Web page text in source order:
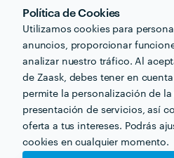
Política de Cookies
Utilizamos cookies para
anuncios, proporcionar
analizar nuestro tráfico. Al
de Zaask, debes tener en
permite la personalización de
presentación de servicios, así
oferta a tus intereses. Podrás
cookies en cualquier momento.
ejemplo, a través de los
conocidos como
tienen la ventaja de estar
clientes habituales y se
comunicar novedades o
Es otra forma de
objetivos de tu marca,
diseñadores y
publicidad o marketing están